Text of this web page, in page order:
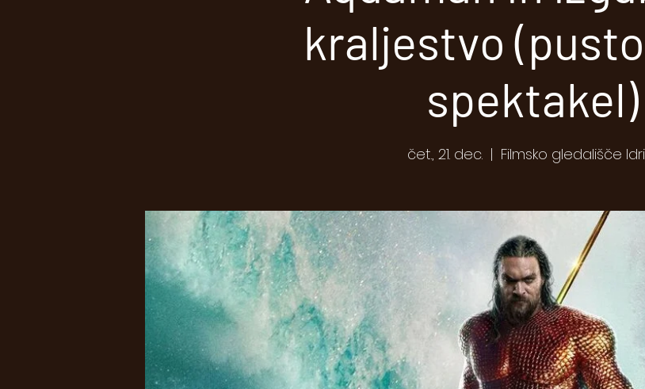
kraljestvo
spektakel)
čet., 21. dec.
  |
Filmsko gledališče